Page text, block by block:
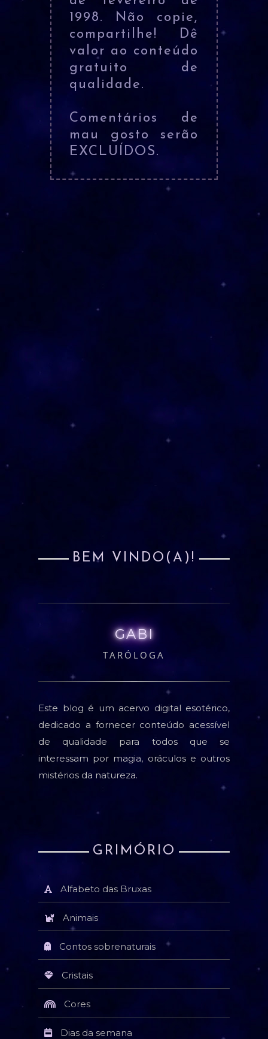
1998. Não copie,
compartilhe! Dê
valor ao conteúdo
gratuito de
qualidade.
Comentários de
mau gosto serão
EXCLUÍDOS.
BEM VINDO(A)!
GABI
TARÓLOGA
Este blog é um acervo digital esotérico,
dedicado a fornecer conteúdo acessível
de qualidade para todos que se
interessam por magia, oráculos e outros
mistérios da natureza.
GRIMÓRIO
Alfabeto das Bruxas
Animais
Contos sobrenaturais
Cristais
Cores
Dias da semana